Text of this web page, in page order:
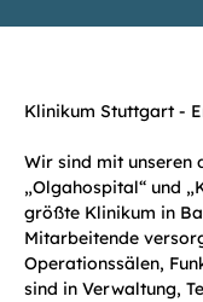
Klinikum Stuttgart -
Wir sind mit unseren
„Olgahospital“ und
größte Klinikum in
Mitarbeitende
Operationssälen,
sind in Verwaltung,